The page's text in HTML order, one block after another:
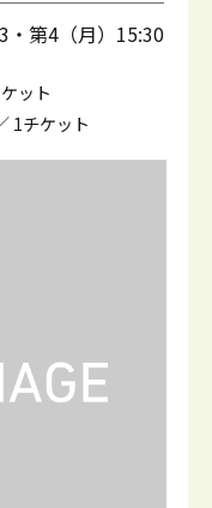
・第4（月）15:30
ット
1チケット